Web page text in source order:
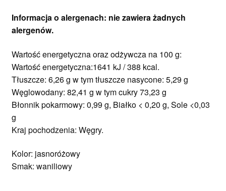
Informacja o alergenach: nie zawiera żadnych
alergenów.
Wartość energetyczna oraz odżywcza na 100 g:
Wartość energetyczna:1641 kJ / 388 kcal.
Tłuszcze: 6,26 g w tym tłuszcze nasycone: 5,29 g
Węglowodany: 82,41 g w tym cukry 73,23 g
Błonnik pokarmowy: 0,99 g, Białko < 0,20 g, Sole <0,03
g
Kraj pochodzenia: Węgry.
Kolor: jasnoróżowy
Smak: waniliowy